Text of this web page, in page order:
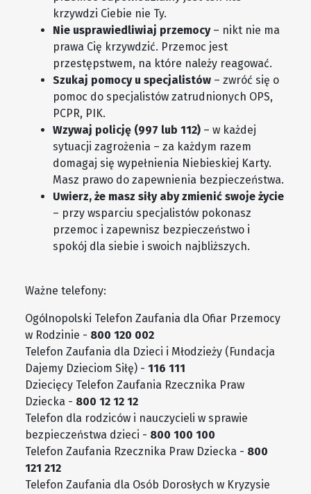
krzywdzi Ciebie nie Ty.
Nie usprawiedliwiaj przemocy– nikt nie ma
prawa Cię krzywdzić. Przemoc jest
przestępstwem, na które należy reagować.
Szukaj pomocy u specjalistów – zwróć się o
pomoc do specjalistów zatrudnionych OPS,
PCPR, PIK.
Wzywaj policję (997 lub 112) – w każdej
sytuacji zagrożenia – za każdym razem
domagaj się wypełnienia Niebieskiej Karty.
Masz prawo do zapewnienia bezpieczeństwa.
Uwierz, że masz siły aby zmienić swoje życie
– przy wsparciu specjalistów pokonasz
przemoc i zapewnisz bezpieczeństwo i
spokój dla siebie i swoich najbliższych.
Ważne telefony:
Ogólnopolski Telefon Zaufania dla Ofiar Przemocy
w Rodzinie - 800 120 002
Telefon Zaufania dla Dzieci i Młodzieży (Fundacja
Dajemy Dzieciom Siłę) - 116 111
Dziecięcy Telefon Zaufania Rzecznika Praw
Dziecka - 800 12 12 12
Telefon dla rodziców i nauczycieli w sprawie
bezpieczeństwa dzieci - 800 100 100
Telefon Zaufania Rzecznika Praw Dziecka - 800
121 212
Telefon Zaufania dla Osób Dorosłych w Kryzysie